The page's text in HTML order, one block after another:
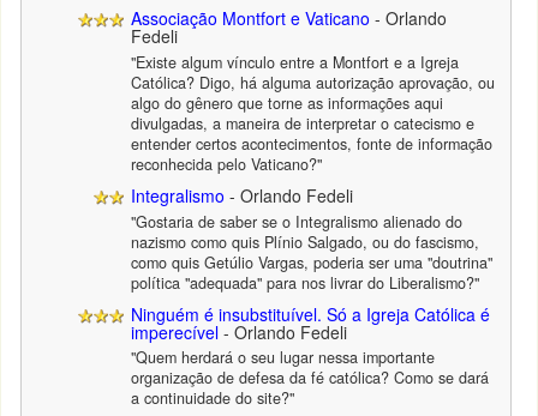
Associação Montfort e Vaticano - Orlando
Fedeli
"Existe algum vínculo entre a Montfort e a Igreja
Católica? Digo, há alguma autorização aprovação, ou
algo do gênero que torne as informações aqui
divulgadas, a maneira de interpretar o catecismo e
entender certos acontecimentos, fonte de informação
reconhecida pelo Vaticano?"
Integralismo - Orlando Fedeli
"Gostaria de saber se o Integralismo alienado do
nazismo como quis Plínio Salgado, ou do fascismo,
como quis Getúlio Vargas, poderia ser uma "doutrina"
política "adequada" para nos livrar do Liberalismo?"
Ninguém é insubstituível. Só a Igreja Católica é
imperecível - Orlando Fedeli
"Quem herdará o seu lugar nessa importante
organização de defesa da fé católica? Como se dará
a continuidade do site?"